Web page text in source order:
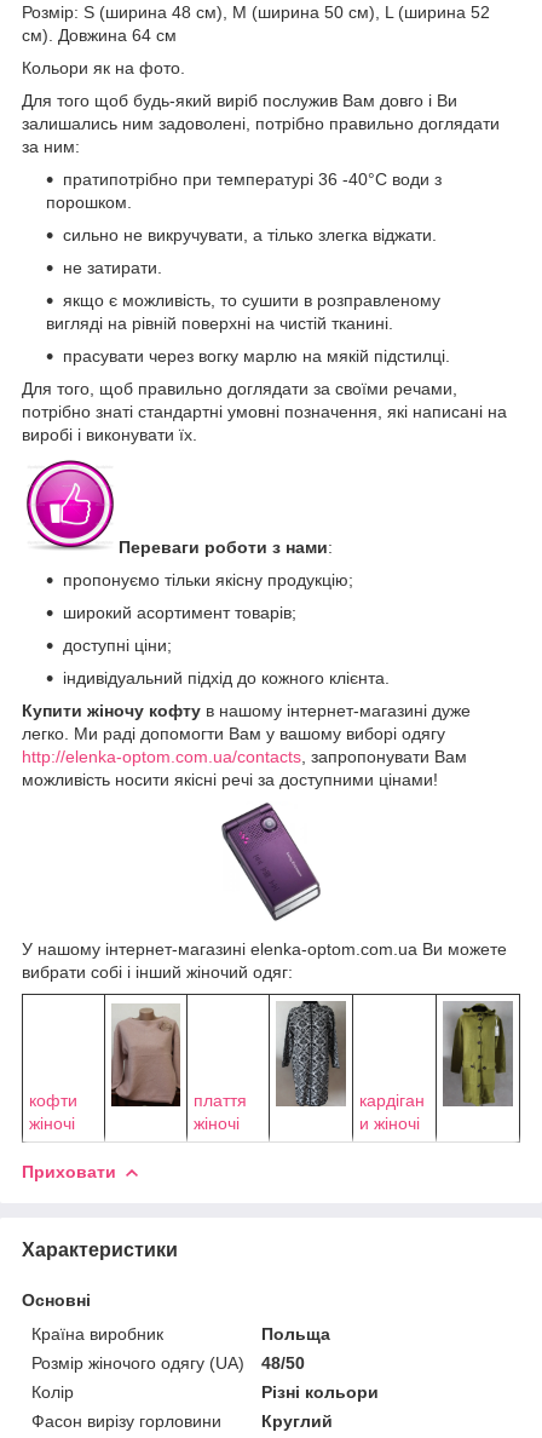
Розмір: S (ширина 48 см), M (ширина 50 см), L (ширина 52
см). Довжина 64 см
Кольори як на фото.
Для того щоб будь-який виріб послужив Вам довго і Ви
залишались ним задоволені, потрібно правильно доглядати
за ним:
пратипотрібно при температурі 36 -40°С води з
порошком.
сильно не викручувати, а тілько злегка віджати.
не затирати.
якщо є можливість, то сушити в розправленому
вигляді на рівній поверхні на чистій тканині.
прасувати через вогку марлю на мякій підстилці.
Для того, щоб правильно доглядати за своїми речами,
потрібно знаті стандартні умовні позначення, які написані на
виробі і виконувати їх.
Переваги роботи з нами:
пропонуємо тільки якісну продукцію;
широкий асортимент товарів;
доступні ціни;
індивідуальний підхід до кожного клієнта.
Купити жіночу кофту в нашому інтернет-магазині дуже
легко. Ми раді допомогти Вам у вашому виборі одягу
http://elenka-optom.com.ua/contacts , запропонувати Вам
можливість носити якісні речі за доступними цінами!
У нашому інтернет-магазині elenka-optom.com.ua Ви можете
вибрати собі і інший жіночий одяг:
кофти
жіночі
плаття
жіночі
кардіган
и жіночі
Приховати
Характеристики
Основні
Країна виробник
Польща
Розмір жіночого одягу (UA)
48/50
Колір
Різні кольори
Фасон вирізу горловини
Круглий